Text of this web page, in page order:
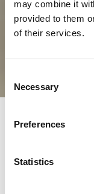
may combine it
provided to them
of their services.
Selection
Necessary
Preferences
Statistics